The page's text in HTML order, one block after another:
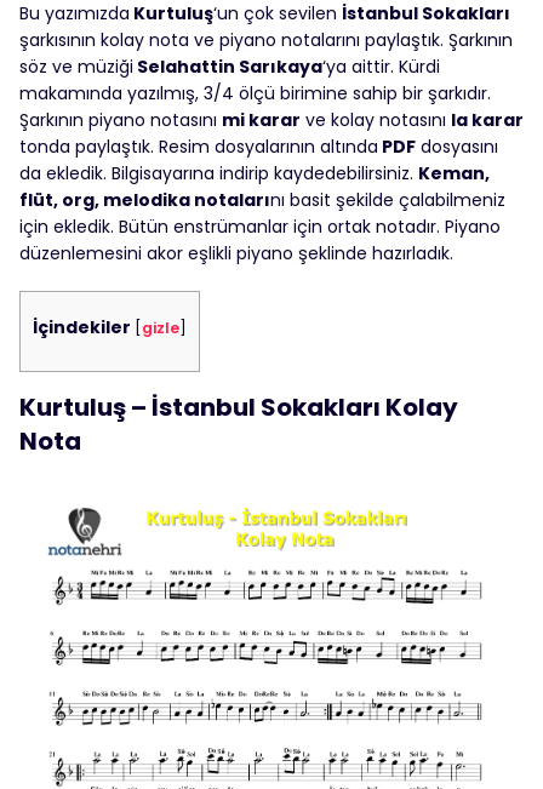
Bu yazımızda Kurtuluş‘un çok sevilen İstanbul Sokakları
şarkısının kolay nota ve piyano notalarını paylaştık. Şarkının
söz ve müziği Selahattin Sarıkaya‘ya aittir. Kürdi
makamında yazılmış, 3/4 ölçü birimine sahip bir şarkıdır.
Şarkının piyano notasını mi karar ve kolay notasını la karar
tonda paylaştık. Resim dosyalarının altında PDF dosyasını
da ekledik. Bilgisayarına indirip kaydedebilirsiniz. Keman,
flüt, org, melodika notalarını basit şekilde çalabilmeniz
için ekledik. Bütün enstrümanlar için ortak notadır. Piyano
düzenlemesini akor eşlikli piyano şeklinde hazırladık.
İçindekiler gizle
Kurtuluş – İstanbul Sokakları Kolay
Nota